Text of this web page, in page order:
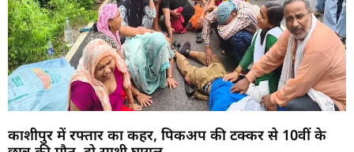
काशीपुर में रफ्तार का कहर, पिकअप की टक्कर से 10वीं के